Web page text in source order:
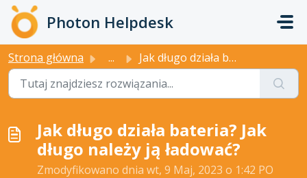
Przejdź do głównej treści
Photon Helpdesk
Strona główna ... Jak długo działa bateria? Jak długo należy ją ładować?
Jak długo działa bateria? Jak
długo należy ją ładować?
Zmodyfikowano dnia wt, 9 Maj, 2023 o 1:42 PO